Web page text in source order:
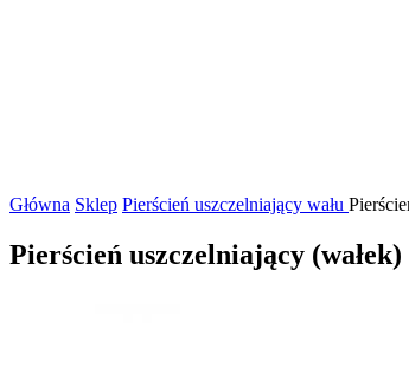
Główna Sklep Pierścień uszczelniający wału
Pierścień uszczelniający